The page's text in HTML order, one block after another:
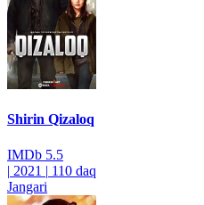
Shirin Qizaloq
IMDb 5.5
| 2021 | 110 daq
Jangari